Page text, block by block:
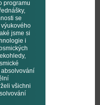
programu
se
jsme si
i
všichni